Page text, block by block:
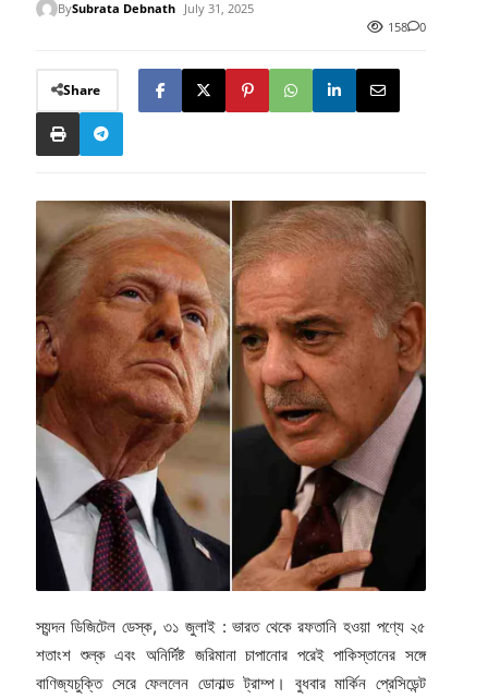
BySubrata Debnath
July 31, 2025
158
0
Share
স্যন্দন ডিজিটেল ডেস্ক, ৩১ জুলাই : ভারত থেকে রফতানি হওয়া পণ্যে ২৫
শতাংশ শুল্ক এবং অনির্দিষ্ট জরিমানা চাপানোর পরেই পাকিস্তানের সঙ্গে
বাণিজ্যচুক্তি সেরে ফেললেন ডোনাল্ড ট্রাম্প। বুধবার মার্কিন প্রেসিডেন্ট